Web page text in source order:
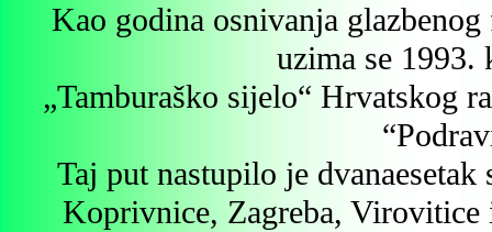
Kao godina osnivanja
uzima se 1993.
„Tamburaško sijelo“ Hrvatskog
Taj put nastupilo je
Koprivnice, Zagreba, Virovitice